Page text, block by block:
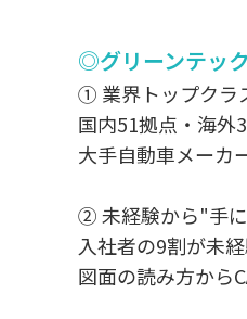
◎グリーンテッ
① 業界トップクラ
国内51拠点・海外
大手自動車メーカ
② 未経験から"手
入社者の9割が未
図面の読み方から